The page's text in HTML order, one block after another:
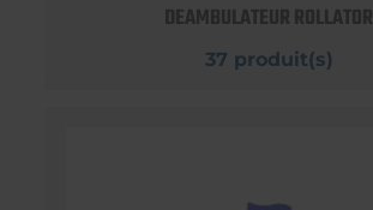
DEAMBULATEUR ROLLATOR
37 produit(s)